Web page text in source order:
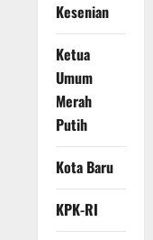
Kesenian
Ketua
Umum
Merah
Putih
Kota Baru
KPK-RI